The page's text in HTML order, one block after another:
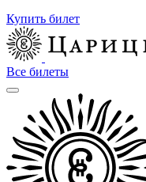
Купить билет
Все билеты